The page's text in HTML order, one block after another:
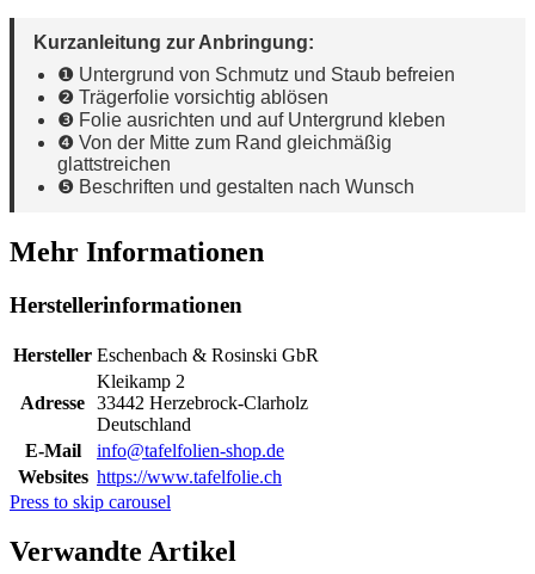
Kurzanleitung zur Anbringung:
❶ Untergrund von Schmutz und Staub befreien
❷ Trägerfolie vorsichtig ablösen
❸ Folie ausrichten und auf Untergrund kleben
❹ Von der Mitte zum Rand gleichmäßig
glattstreichen
❺ Beschriften und gestalten nach Wunsch
Mehr Informationen
Herstellerinformationen
Hersteller Eschenbach & Rosinski GbR
Adresse
Kleikamp 2
33442 Herzebrock-Clarholz
Deutschland
E-Mail
info@tafelfolien-shop.de
Websites https://www.tafelfolie.ch
Press to skip carousel
Verwandte Artikel